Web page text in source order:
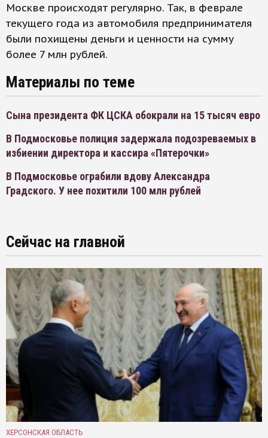
Москве происходят регулярно. Так, в феврале
текущего года из автомобиля предпринимателя
были похищены деньги и ценности на сумму
более 7 млн рублей.
Материалы по теме
Сына президента ФК ЦСКА обокрали на 15 тысяч евро
В Подмосковье полиция задержала подозреваемых в
избиении директора и кассира «Пятерочки»
В Подмосковье ограбили вдову Александра
Градского. У нее похитили 100 млн рублей
Сейчас на главной
ХЕРСОНСКАЯ ОБЛАСТЬ